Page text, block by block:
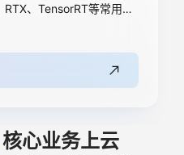
支持vGPU、RTX、TensorRT等常用加速功能
核心业务上云